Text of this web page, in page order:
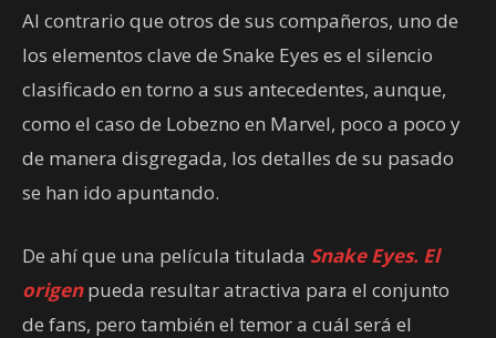
Al contrario que otros de sus compañeros, uno de
los elementos clave de Snake Eyes es el silencio
clasificado en torno a sus antecedentes, aunque,
como el caso de Lobezno en Marvel, poco a poco y
de manera disgregada, los detalles de su pasado
se han ido apuntando.
De ahí que una película titulada Snake Eyes. El
origenpueda resultar atractiva para el conjunto
de fans, pero también el temor a cuál será el